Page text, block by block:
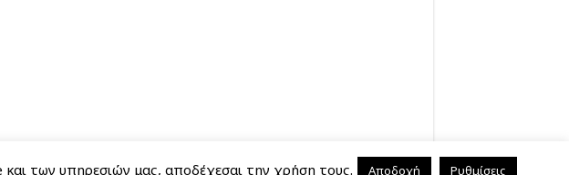
των υπηρεσιών μας, αποδέχεσαι την χρήση τους. Αποδοχή Ρυθμίσεις